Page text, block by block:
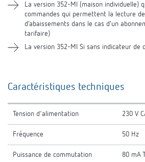
Produits similaires
La version 352-MI (maison individuelle)
commandes qui permettent la lecture
d’abaissements dans le cas d’un
tarifaire)
La version 352-MI Si sans indicateur de
Caractéristiques techniques
Tension d'alimentation 230 V
Fréquence 50 Hz
Puissance de commutation 80 mA